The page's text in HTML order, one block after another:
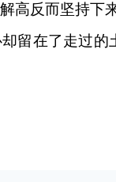
高反而坚持下
留在了走过